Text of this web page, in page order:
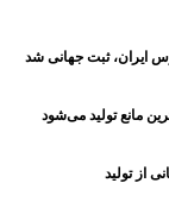
ایران، ثبت جهانی شد
از تولید